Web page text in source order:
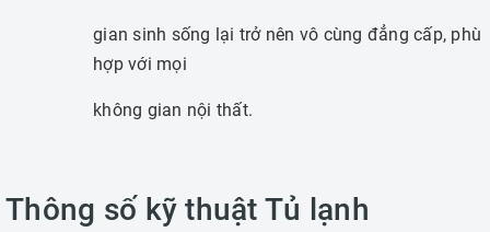
gian sinh sống lại trở nên vô cùng đẳng cấp, phù
hợp với mọi
không gian nội thất.
Thông số kỹ thuật Tủ lạnh